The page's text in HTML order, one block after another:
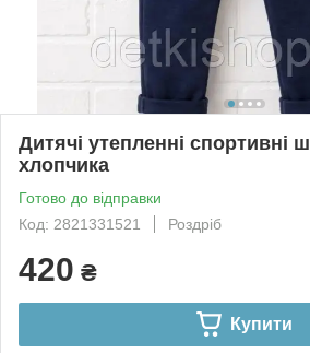
Дитячі утепленні спортивні
хлопчика
Готово до відправки
Код: 2821331521
Роздріб
420 ₴
Купити